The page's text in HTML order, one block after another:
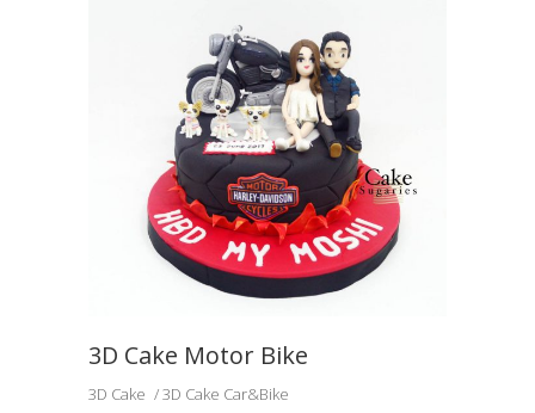
3D Cake Motor Bike
3D Cake 3D Cake Car&Bike